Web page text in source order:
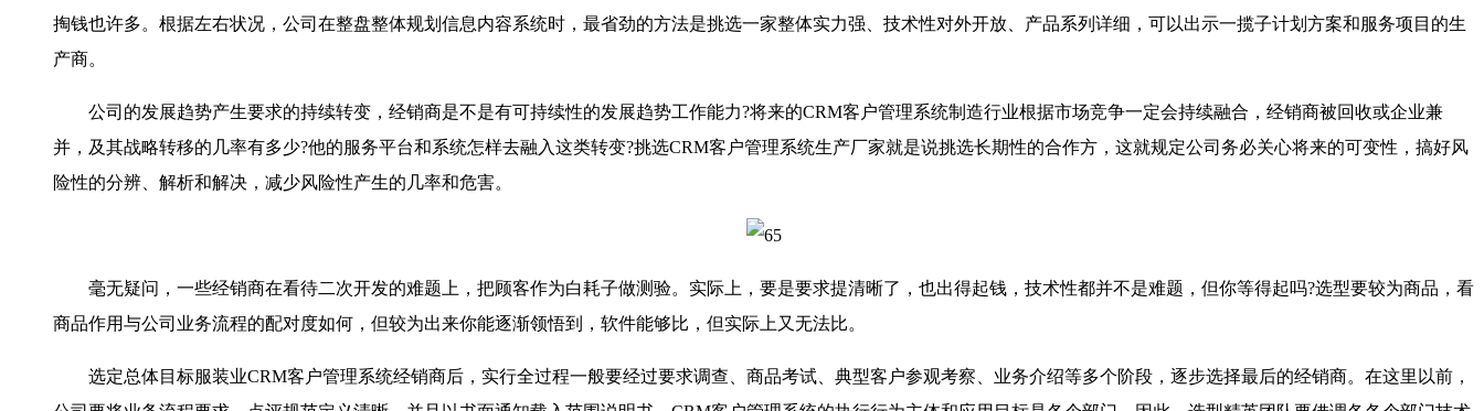
掏钱也许多。根据左右状况，公司在整盘整体规划信息内容系统时，最省劲的方法是挑选一家整体实力强、技术性对外开放、产品系列详细，可以出示一揽子计划方案和服务项目的生
产商。
公司的发展趋势产生要求的持续转变，经销商是不是有可持续性的发展趋势工作能力?将来的CRM客户管理系统制造行业根据市场竞争一定会持续融合，经销商被回收或企业兼
并，及其战略转移的几率有多少?他的服务平台和系统怎样去融入这类转变?挑选CRM客户管理系统生产厂家就是说挑选长期性的合作方，这就规定公司务必关心将来的可变性，搞好风
险性的分辨、解析和解决，减少风险性产生的几率和危害。
毫无疑问，一些经销商在看待二次开发的难题上，把顾客作为白耗子做测验。实际上，要是要求提清晰了，也出得起钱，技术性都并不是难题，但你等得起吗?选型要较为商品，看
商品作用与公司业务流程的配对度如何，但较为出来你能逐渐领悟到，软件能够比，但实际上又无法比。
选定总体目标服装业CRM客户管理系统经销商后，实行全过程一般要经过要求调查、商品考试、典型客户参观考察、业务介绍等多个阶段，逐步选择最后的经销商。在这里以前，